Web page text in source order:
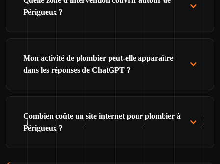
Périgueux ?
Mon activité de plombier peut-elle apparaître
dans les réponses de ChatGPT ?
Combien coûte un site internet pour plombier à
Périgueux ?